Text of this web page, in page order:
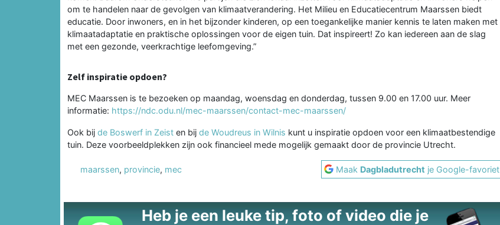
om te handelen naar de gevolgen van klimaatverandering. Het Milieu en Educatiecentrum Maarssen biedt
educatie. Door inwoners, en in het bijzonder kinderen, op een toegankelijke manier kennis te laten maken met
klimaatadaptatie en praktische oplossingen voor de eigen tuin. Dat inspireert! Zo kan iedereen aan de slag
met een gezonde, veerkrachtige leefomgeving.”
Zelf inspiratie opdoen?
MEC Maarssen is te bezoeken op maandag, woensdag en donderdag, tussen 9.00 en 17.00 uur. Meer
informatie: https://ndc.odu.nl/mec-maarssen/contact-mec-maarssen/
Ook bij de Boswerf in Zeist en bij de Woudreus in Wilnis kunt u inspiratie opdoen voor een klimaatbestendige
tuin. Deze voorbeeldplekken zijn ook financieel mede mogelijk gemaakt door de provincie Utrecht.
maarssen, provincie, mec Maak Dagbladutrecht je Google-favoriet
Heb je een leuke tip, foto of video die je